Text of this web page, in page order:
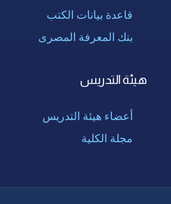
قاعدة بيانات الكتب
بنك المعرفة المصرى
هيئة التدريس
أعضاء هيئة التدريس
مجلة الكلية